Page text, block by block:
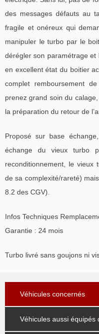
des messages défauts au
fragile et onéreux qui
manipuler le turbo par le
dérégler son paramétrage
en excellent état du boitier
complet remboursement
prenez grand soin du
la préparation du retour de
Proposé sur base
échange du vieux turbo
reconditionnement, le vieux
de sa complexité/rareté)
8.2 des CGV).
Infos Techniques
Garantie : 24 mois
Turbo livré sans goujons ni
Véhicules concernés
Véhicules aussi équipés